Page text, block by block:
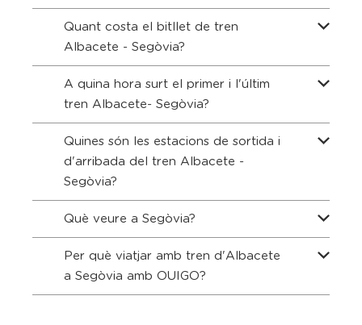
Quant costa el bitllet de tren
Albacete - Segòvia?
A quina hora surt el primer i l'últim
tren Albacete- Segòvia?
Quines són les estacions de sortida i
d'arribada del tren Albacete -
Segòvia?
Què veure a Segòvia?
Per què viatjar amb tren d'Albacete
a Segòvia amb OUIGO?